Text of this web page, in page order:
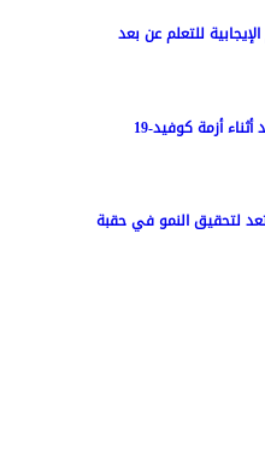
للتعلم عن بعد
أزمة كوفيد-19
لتحقيق النمو في حقبة